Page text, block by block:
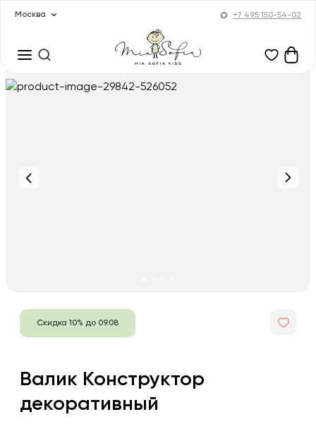
Москва +7 495 150-54-02
Скидка 10% до 09.08
Валик Конструктор
декоративный